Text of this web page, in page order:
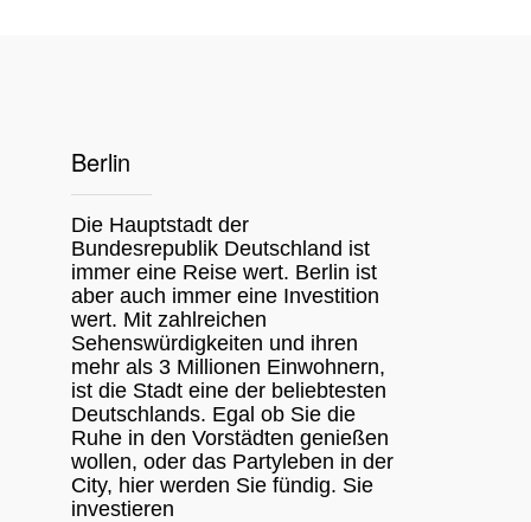
Berlin
Die Hauptstadt der
Bundesrepublik Deutschland ist
immer eine Reise wert. Berlin ist
aber auch immer eine Investition
wert. Mit zahlreichen
Sehenswürdigkeiten und ihren
mehr als 3 Millionen Einwohnern,
ist die Stadt eine der beliebtesten
Deutschlands. Egal ob Sie die
Ruhe in den Vorstädten genießen
wollen, oder das Partyleben in der
City, hier werden Sie fündig. Sie
investieren